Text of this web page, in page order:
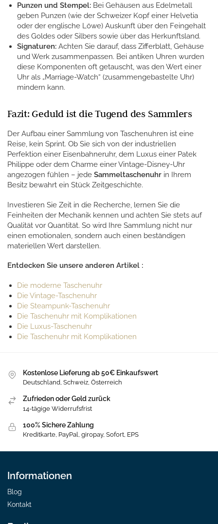
Punzen und Stempel: Bei Gehäusen aus Edelmetall
geben Punzen (wie der Schweizer Kopf einer Helvetia
oder der englische Löwe) Auskunft über den Feingehalt
des Goldes oder Silbers sowie über das Herkunftsland.
Signaturen: Achten Sie darauf, dass Zifferblatt, Gehäuse
und Werk zusammenpassen. Bei antiken Uhren wurden
diese Komponenten oft getauscht, was den Wert einer
Uhr als „Marriage-Watch“ (zusammengebastelte Uhr)
mindern kann.
Fazit: Geduld ist die Tugend des Sammlers
Der Aufbau einer Sammlung von Taschenuhren ist eine
Reise, kein Sprint. Ob Sie sich von der industriellen
Perfektion einer Eisenbahneruhr, dem Luxus einer Patek
Philippe oder dem Charme einer Vintage-Disney-Uhr
angezogen fühlen – jede Sammeltaschenuhr in Ihrem
Besitz bewahrt ein Stück Zeitgeschichte.
Investieren Sie Zeit in die Recherche, lernen Sie die
Feinheiten der Mechanik kennen und achten Sie stets auf
Qualität vor Quantität. So wird Ihre Sammlung nicht nur
einen emotionalen, sondern auch einen beständigen
materiellen Wert darstellen.
Entdecken Sie unsere anderen Artikel :
Die moderne Taschenuhr
Die Vintage-Taschenuhr
Die Steampunk-Taschenuhr
Die Taschenuhr mit Komplikationen
Die Luxus-Taschenuhr
Die Taschenuhr mit Komplikationen
Kostenlose Lieferung ab 50€ Einkaufswert
Deutschland, Schweiz, Österreich
Zufrieden oder Geld zurück
14-tägige Widerrufsfrist
100% Sichere Zahlung
Kreditkarte, PayPal, giropay, Sofort, EPS
Informationen
Blog
Kontakt